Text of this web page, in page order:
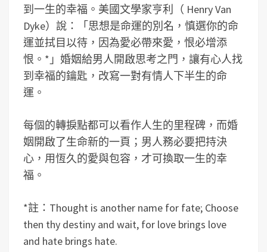
到一生的幸福。美國文學家亨利（ Henry Van
Dyke）說：「思想是命運的別名，慎選你的命
運並拭目以待，因為愛必帶來愛，恨必增添
恨。*」婚姻給男人開啟思考之門，讓有心人找
到幸福的鑰匙，改寫一對有情人下半生的命
運。
每個的轉捩點都可以看作人生的里程碑，而婚
姻開啟了生命新的一頁；男人務必要把持決
心，用恆久的愛與包容，才可換取一生的幸
福。
*註：Thought is another name for fate; Choose
then thy destiny and wait, for love brings love
and hate brings hate.